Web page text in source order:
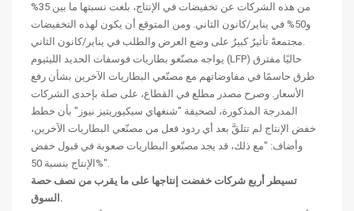
من هذه الشركات عن تخفيضات في الإنتاج، بلغت نسبتها ما بين 35%
و50% في يناير/كانون الثاني. ومن المتوقع أن يكون لهذه التخفيضات
مجتمعةً تأثيرٌ كبيرٌ على وضع العرض والطلب في يناير/كانون الثاني.
يواجه مصنّعو بطاريات فوسفات الحديد الليثيوم (LFP) حاليًا مفترق
طرق حاسمًا في مفاوضاتهم مع مصنّعي البطاريات الآخرين بشأن رفع
الأسعار. وصرح مصدر مطلع في القطاع، على صلة بإحدى الشركات
المدرجة المذكورة، لصحيفة "شنغهاي سيكيوريتيز نيوز" بأن خطط
خفض الإنتاج لم تتلقَّ بعد أي ردود فعل من مصنّعي البطاريات الآخرين،
وأضاف: "مع ذلك، قد يجد مصنّعو البطاريات صعوبة في قبول خفض
الإنتاج بنسبة 50%".
تسيطر أربع شركات خفضت إنتاجها على ما يقرب من نصف حصة
السوق.